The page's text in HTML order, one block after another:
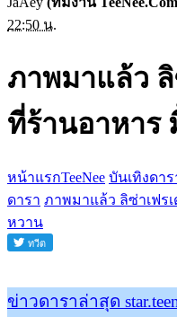
22:50 น.
ภาพมาแล้ว ลิ
ที่ร้านอาหาร
หน้าแรกTeeNee บันเทิงดา
ดารา ภาพมาแล้ว ลิซ่าเฟร
หวาน
ข่าวดาราล่าสุด